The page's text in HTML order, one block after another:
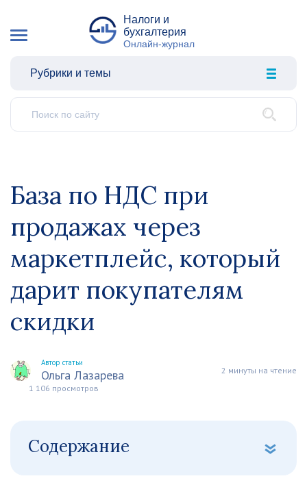
Налоги и
бухгалтерия
Онлайн-журнал
Рубрики и темы
База по НДС при
продажах через
маркетплейс, который
дарит покупателям
скидки
Автор статьи
Ольга Лазарева
2 минуты на чтение
1 106 просмотров
Содержание